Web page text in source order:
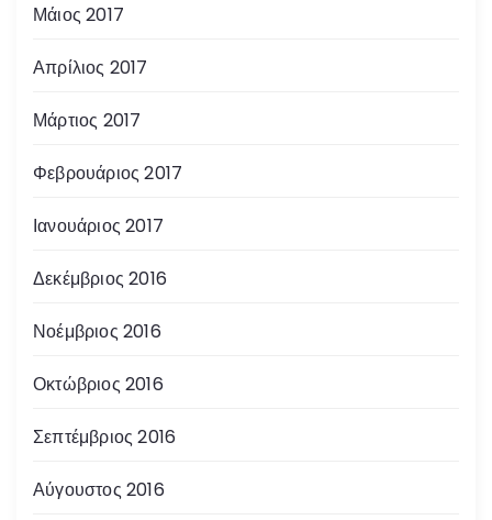
Μάιος 2017
Απρίλιος 2017
Μάρτιος 2017
Φεβρουάριος 2017
Ιανουάριος 2017
Δεκέμβριος 2016
Νοέμβριος 2016
Οκτώβριος 2016
Σεπτέμβριος 2016
Αύγουστος 2016